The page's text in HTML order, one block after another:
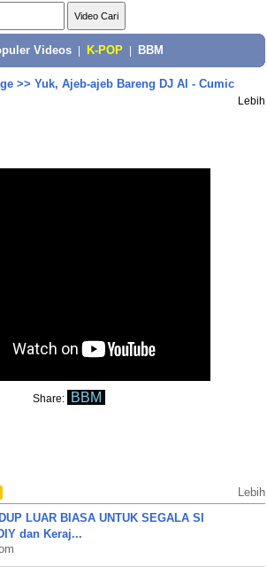
Videos K-POP BBM
>> Yuk, Ajeb-ajeb Bareng DJ Al - Cumic
Lebih
Share: BBM
Lebih
LUAR BIASA UNTUK SEGALA SI
dan Keraj...